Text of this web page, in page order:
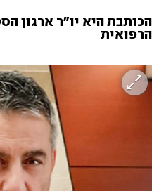
הכותבת היא יו"ר ארגון
הרפואית